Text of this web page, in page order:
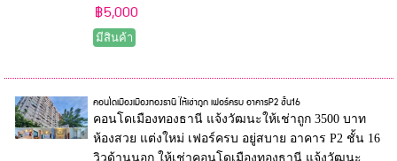
฿5,000
มีสินค้า
คอนโดเมืองเมืองทองธานี ให้เช่าถูก เฟอร์ครบ อาคารP2 ชั้น16
คอนโดเมืองทองธานี แจ้งวัฒนะให้เช่าถูก 3500 บาท
ห้องสวย แต่งใหม่ เฟอร์ครบ อยู่สบาย อาคาร P2 ชั้น 16
วิวด้านนอก ให้เช่าคอนโดเมืองทองธานี แจ้งวัฒนะ